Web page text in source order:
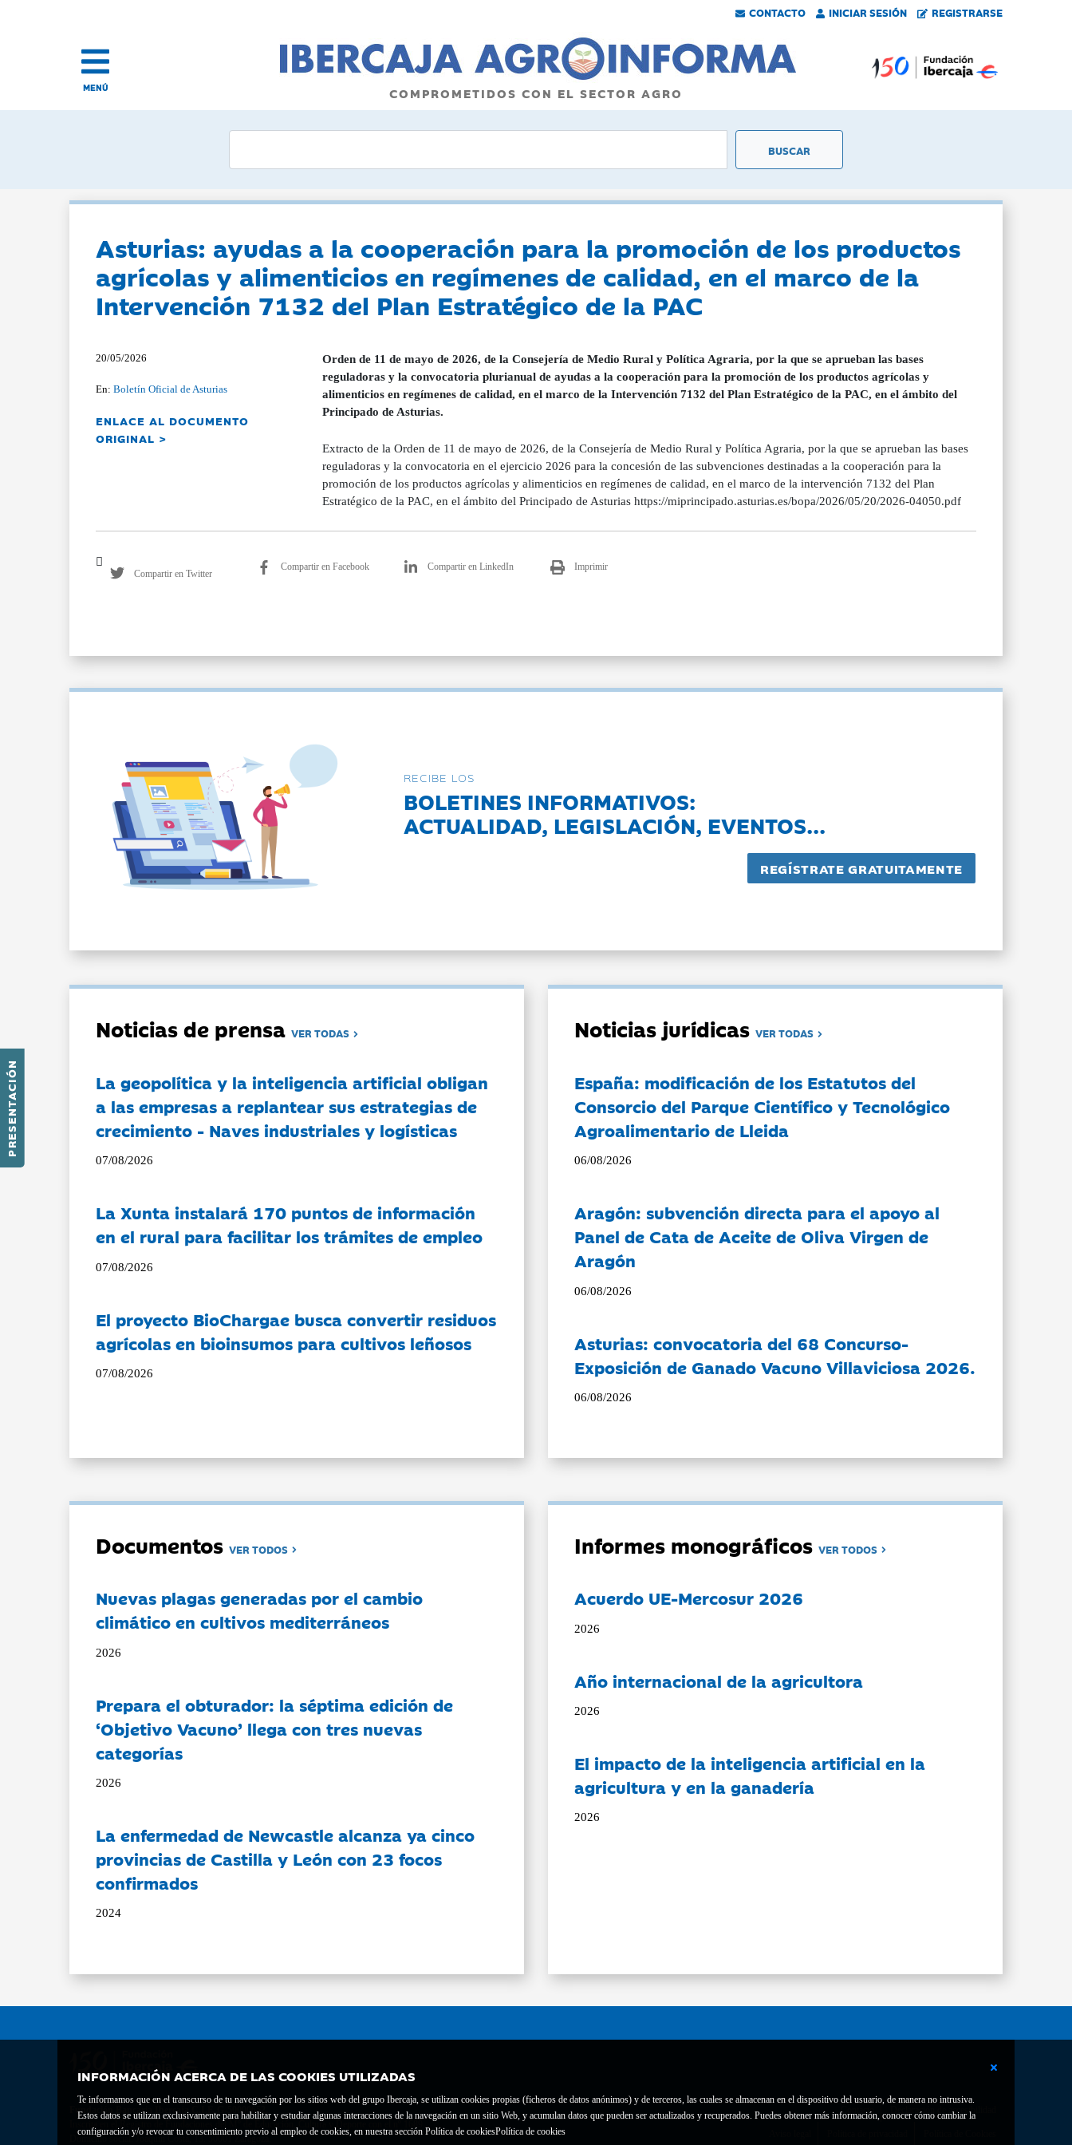
CONTACTO INICIAR SESIÓN REGISTRARSE
PRESENTACIÓN
MENÚ COMPROMETIDOS CON EL SECTOR AGRO
INFORMACIÓN ACERCA DE LAS COOKIES UTILIZADAS
Te informamos que en el transcurso de tu navegación por los sitios web del grupo Ibercaja, se utilizan cookies propias (ficheros de datos anónimos) y de terceros, las cuales se almacenan en el dispositivo del usuario, de manera no intrusiva.
Estos datos se utilizan exclusivamente para habilitar y estudiar algunas interacciones de la navegación en un sitio Web, y acumulan datos que pueden ser actualizados y recuperados. Puedes obtener más información, conocer cómo cambiar la
configuración y/o revocar tu consentimiento previo al empleo de cookies, en nuestra sección Política de cookiesPolítica de cookies
Asturias: ayudas a la cooperación para la promoción de los productos
agrícolas y alimenticios en regímenes de calidad, en el marco de la
Intervención 7132 del Plan Estratégico de la PAC
20/05/2026
En:Boletín Oficial de Asturias
ENLACE AL DOCUMENTO
ORIGINAL >
Orden de 11 de mayo de 2026, de la Consejería de Medio Rural y Política Agraria, por la que se aprueban las bases
reguladoras y la convocatoria plurianual de ayudas a la cooperación para la promoción de los productos agrícolas y
alimenticios en regímenes de calidad, en el marco de la Intervención 7132 del Plan Estratégico de la PAC, en el ámbito del
Principado de Asturias.
Extracto de la Orden de 11 de mayo de 2026, de la Consejería de Medio Rural y Política Agraria, por la que se aprueban las bases
reguladoras y la convocatoria en el ejercicio 2026 para la concesión de las subvenciones destinadas a la cooperación para la
promoción de los productos agrícolas y alimenticios en regímenes de calidad, en el marco de la intervención 7132 del Plan
Estratégico de la PAC, en el ámbito del Principado de Asturias https://miprincipado.asturias.es/bopa/2026/05/20/2026-04050.pdf
Compartir en Twitter
Compartir en Facebook Compartir en LinkedIn Imprimir
RECIBE LOS
BOLETINES INFORMATIVOS:
ACTUALIDAD, LEGISLACIÓN, EVENTOS...
Noticias de prensaVER TODAS
La geopolítica y la inteligencia artificial obligan
a las empresas a replantear sus estrategias de
crecimiento - Naves industriales y logísticas
07/08/2026
La Xunta instalará 170 puntos de información
en el rural para facilitar los trámites de empleo
07/08/2026
El proyecto BioChargae busca convertir residuos
agrícolas en bioinsumos para cultivos leñosos
07/08/2026
Noticias jurídicasVER TODAS
España: modificación de los Estatutos del
Consorcio del Parque Científico y Tecnológico
Agroalimentario de Lleida
06/08/2026
Aragón: subvención directa para el apoyo al
Panel de Cata de Aceite de Oliva Virgen de
Aragón
06/08/2026
Asturias: convocatoria del 68 Concurso-
Exposición de Ganado Vacuno Villaviciosa 2026.
06/08/2026
DocumentosVER TODOS
Nuevas plagas generadas por el cambio
climático en cultivos mediterráneos
2026
Prepara el obturador: la séptima edición de
‘Objetivo Vacuno’ llega con tres nuevas
categorías
2026
La enfermedad de Newcastle alcanza ya cinco
provincias de Castilla y León con 23 focos
confirmados
2024
Informes monográficosVER TODOS
Acuerdo UE-Mercosur 2026
2026
Año internacional de la agricultora
2026
El impacto de la inteligencia artificial en la
agricultura y en la ganadería
2026
Fundación Bancaria Ibercaja C.I.F. G-50000652.
Inscrita en el Registro de Fundaciones del Mº de Educación, Cultura y Deporte con el nº 1689.
Domicilio social: Joaquín Costa, 13. 50001 Zaragoza.
Contacto Declaración de accesibilidad